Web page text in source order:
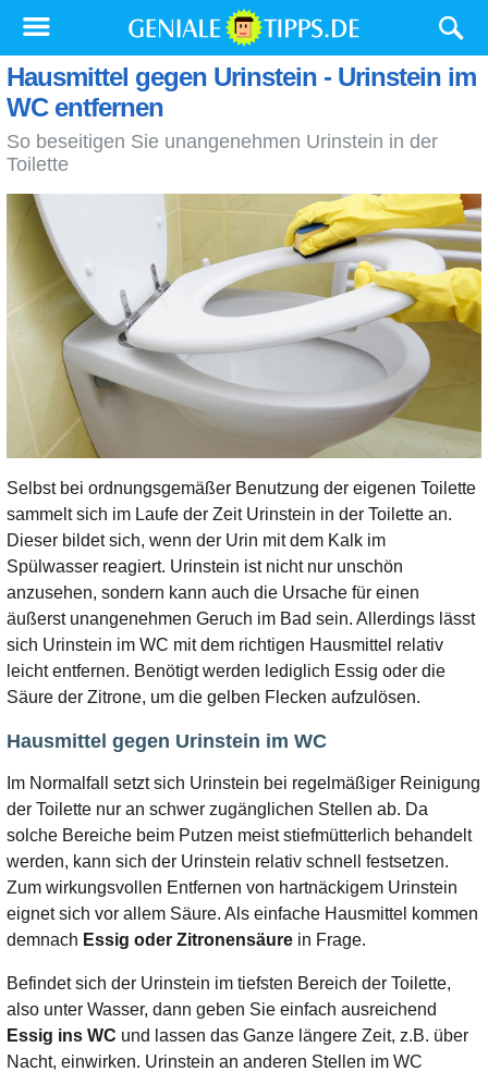
Hausmittel gegen Urinstein - Urinstein im
WC entfernen
So beseitigen Sie unangenehmen Urinstein in der
Toilette
Selbst bei ordnungsgemäßer Benutzung der eigenen Toilette
sammelt sich im Laufe der Zeit Urinstein in der Toilette an.
Dieser bildet sich, wenn der Urin mit dem Kalk im
Spülwasser reagiert. Urinstein ist nicht nur unschön
anzusehen, sondern kann auch die Ursache für einen
äußerst unangenehmen Geruch im Bad sein. Allerdings lässt
sich Urinstein im WC mit dem richtigen Hausmittel relativ
leicht entfernen. Benötigt werden lediglich Essig oder die
Säure der Zitrone, um die gelben Flecken aufzulösen.
Hausmittel gegen Urinstein im WC
Im Normalfall setzt sich Urinstein bei regelmäßiger Reinigung
der Toilette nur an schwer zugänglichen Stellen ab. Da
solche Bereiche beim Putzen meist stiefmütterlich behandelt
werden, kann sich der Urinstein relativ schnell festsetzen.
Zum wirkungsvollen Entfernen von hartnäckigem Urinstein
eignet sich vor allem Säure. Als einfache Hausmittel kommen
demnach Essig oder Zitronensäure in Frage.
Befindet sich der Urinstein im tiefsten Bereich der Toilette,
also unter Wasser, dann geben Sie einfach ausreichend
Essig ins WC und lassen das Ganze längere Zeit, z.B. über
Nacht, einwirken. Urinstein an anderen Stellen im WC